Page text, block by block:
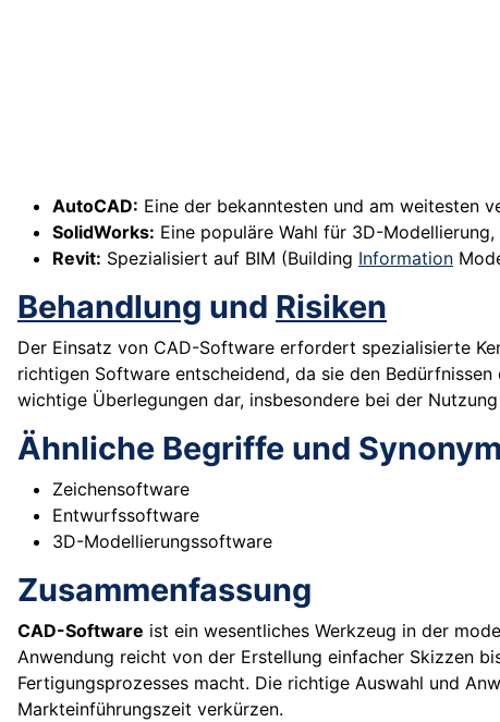
AutoCAD: Eine der bekanntesten und am weitesten
SolidWorks: Eine populäre Wahl für 3D-
Revit: Spezialisiert auf BIM (Building Information
Behandlung und Risiken
Der Einsatz von CAD-Software erfordert spezialisierte
richtigen Software entscheidend, da sie den
wichtige Überlegungen dar, insbesondere bei der
Ähnliche Begriffe und
Zeichensoftware
Entwurfssoftware
3D-Modellierungssoftware
Zusammenfassung
CAD-Software ist ein wesentliches Werkzeug in der
Anwendung reicht von der Erstellung einfacher Skizzen
Fertigungsprozesses macht. Die richtige Auswahl und
Markteinführungszeit verkürzen.